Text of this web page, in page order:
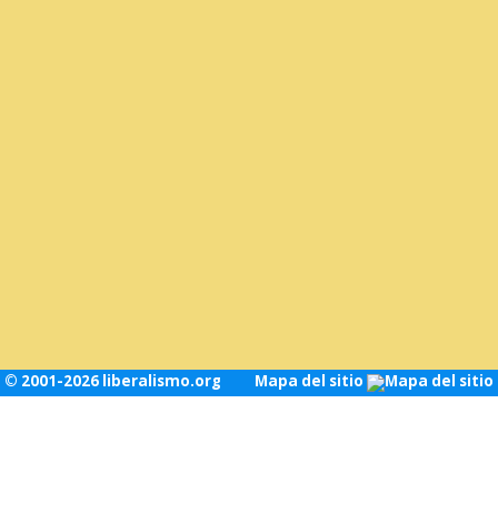
© 2001-2026 liberalismo.org Mapa del sitio